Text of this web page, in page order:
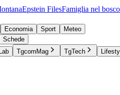
Epstein FilesFamiglia nel bosco
Economia Sport
Meteo
Schede
TgcomMag TgTech